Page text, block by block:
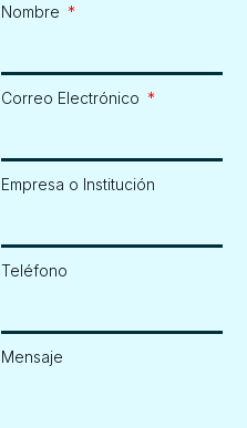
Nombre
Correo Electrónico
Empresa o Institución
Teléfono
Mensaje